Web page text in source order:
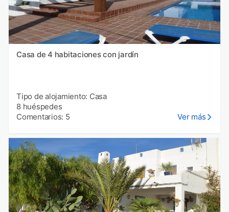
Casa de 4 habitaciones con jardín
Tipo de alojamiento: Casa
8 huéspedes
Comentarios: 5
Ver más